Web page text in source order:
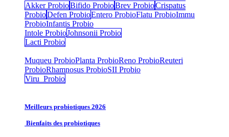
Akker ProbioBifido ProbioBrev ProbioCrispatus
ProbioDefen ProbioEntero Probio​Flatu Probio​Immu
ProbioInfantis Probio
Intole ProbioJohnsonii Probio
Lacti Probio
Muqueu ProbioPlanta ProbioReno ProbioReuteri
ProbioRhamnosus ProbioSII Probio
Viru Probio
Meilleurs probiotiques 2026
Bienfaits des probiotiques